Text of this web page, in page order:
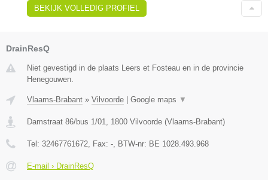
BEKIJK VOLLEDIG PROFIEL
DrainResQ
Niet gevestigd in de plaats Leers et Fosteau en in de provincie
Henegouwen.
Vlaams-Brabant » Vilvoorde | Google maps ▼
Damstraat 86/bus 1/01 1800 Vilvoorde (Vlaams-Brabant)
Tel: 32467761672 , Fax: - , BTW-nr: BE 1028.493.968
E-mail › DrainResQ